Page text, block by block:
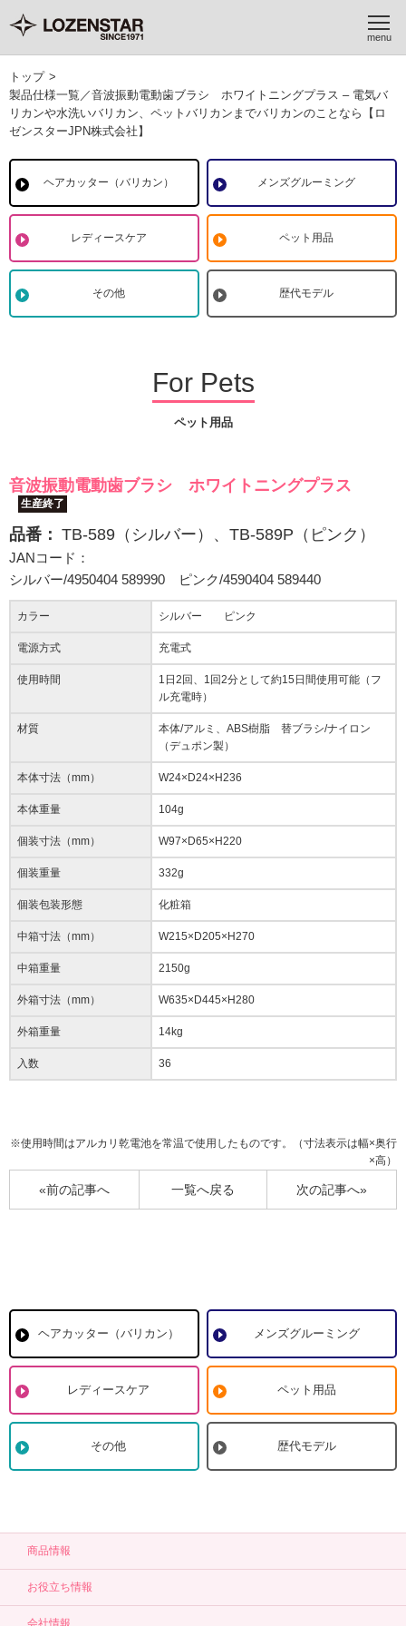
トップ >
製品仕様一覧／音波振動電動歯ブラシ ホワイトニングプラス – 電気バ
リカンや水洗いバリカン、ペットバリカンまでバリカンのことなら【ロ
ゼンスターJPN株式会社】
ヘアカッター（バリカン） メンズグルーミング
レディースケア ペット用品
その他 歴代モデル
For Pets
ペット用品
音波振動電動歯ブラシ ホワイトニングプラス
生産終了
品番： TB-589（シルバー）、TB-589P（ピンク）
JANコード：
シルバー/4950404 589990 ピンク/4590404 589440
カラー シルバー ピンク
電源方式 充電式
使用時間
1日2回、1回2分として約15日間使用可能（フ
ル充電時）
材質
本体/アルミ、ABS樹脂 替ブラシ/ナイロン
（デュポン製）
本体寸法（mm） W24×D24×H236
本体重量 104g
個装寸法（mm） W97×D65×H220
個装重量 332g
個装包装形態 化粧箱
中箱寸法（mm） W215×D205×H270
中箱重量 2150g
外箱寸法（mm） W635×D445×H280
外箱重量 14kg
入数 36
※使用時間はアルカリ乾電池を常温で使用したものです。（寸法表示は幅×奥行
×高）
«前の記事へ 次の記事へ»
一覧へ戻る
ヘアカッター（バリカン） メンズグルーミング
レディースケア ペット用品
その他 歴代モデル
商品情報
お役立ち情報